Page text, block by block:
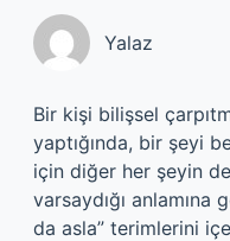
Yalaz
Bir kişi bilişsel
yaptığında, bir şeyi
için diğer her şeyin
varsaydığı anlamına
da asla” terimlerini